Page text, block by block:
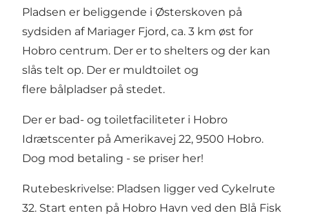
Pladsen er beliggende i Østerskoven på
sydsiden af Mariager Fjord, ca. 3 km øst for
Hobro centrum. Der er to shelters og der kan
slås telt op. Der er muldtoilet og
flere bålpladser på stedet.
Der er bad- og toiletfaciliteter i Hobro
Idrætscenter på Amerikavej 22, 9500 Hobro.
Dog mod betaling - se priser her!
Rutebeskrivelse: Pladsen ligger ved Cykelrute
32. Start enten på Hobro Havn ved den Blå Fisk